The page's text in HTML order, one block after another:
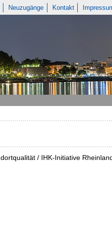
Neuzugänge Kontakt
/ IHK-Initiative